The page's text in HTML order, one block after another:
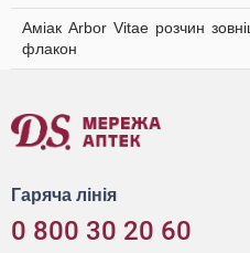
Аміак Arbor Vitae розчин
флакон
Гаряча лінія
0 800 30 20 60